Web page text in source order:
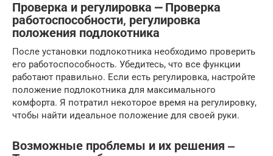
Проверка и регулировка ⎼ Проверка
работоспособности‚ регулировка
положения подлокотника
После установки подлокотника необходимо проверить
его работоспособность. Убедитесь, что все функции
работают правильно. Если есть регулировка, настройте
положение подлокотника для максимального
комфорта. Я потратил некоторое время на регулировку,
чтобы найти идеальное положение для своей руки.
Возможные проблемы и их решения ‒